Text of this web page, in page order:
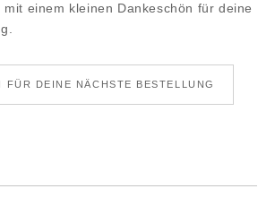
einem kleinen Dankeschön für deine
FÜR DEINE NÄCHSTE BESTELLUNG